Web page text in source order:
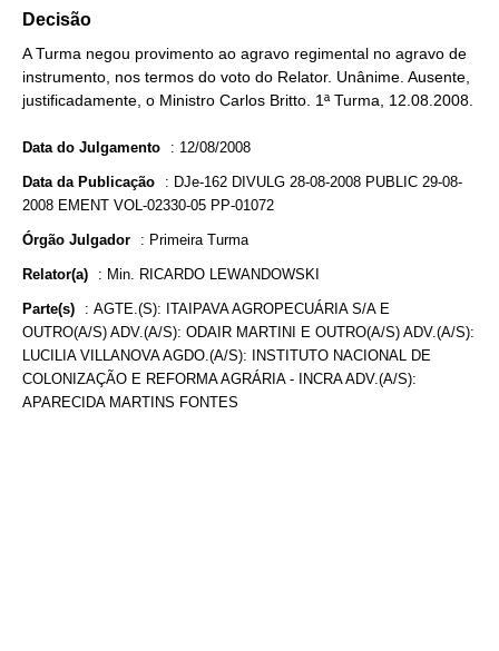
Decisão
A Turma negou provimento ao agravo regimental no agravo de
instrumento, nos termos do voto do Relator. Unânime. Ausente,
justificadamente, o Ministro Carlos Britto. 1ª Turma, 12.08.2008.
Data do Julgamento : 12/08/2008
Data da Publicação : DJe-162 DIVULG 28-08-2008 PUBLIC 29-08-
2008 EMENT VOL-02330-05 PP-01072
Órgão Julgador : Primeira Turma
Relator(a) : Min. RICARDO LEWANDOWSKI
Parte(s) : AGTE.(S): ITAIPAVA AGROPECUÁRIA S/A E
OUTRO(A/S) ADV.(A/S): ODAIR MARTINI E OUTRO(A/S) ADV.(A/S):
LUCILIA VILLANOVA AGDO.(A/S): INSTITUTO NACIONAL DE
COLONIZAÇÃO E REFORMA AGRÁRIA - INCRA ADV.(A/S):
APARECIDA MARTINS FONTES